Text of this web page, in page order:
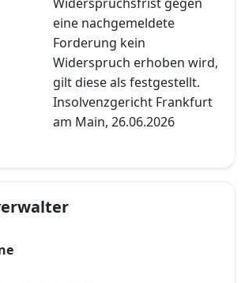
eine nachgemeldete
Forderung kein
Widerspruch erhoben wird,
gilt diese als festgestellt.
Insolvenzgericht Frankfurt
am Main, 26.06.2026